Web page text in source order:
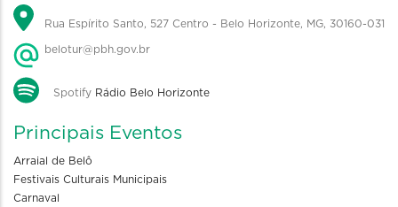
Rua Espírito Santo, 527 Centro - Belo Horizonte, MG, 30160-031
belotur@pbh.gov.br
Spotify Rádio Belo Horizonte
Principais Eventos
Arraial de Belô
Festivais Culturais Municipais
Carnaval